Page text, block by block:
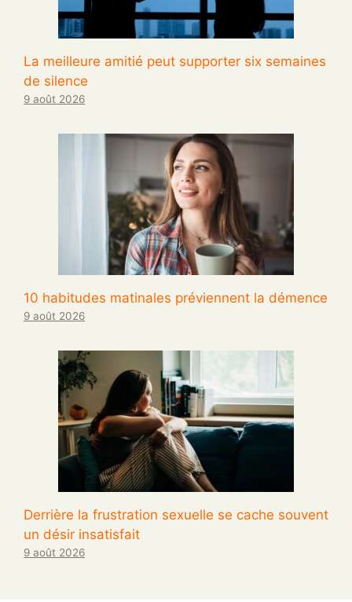
La meilleure amitié peut supporter six semaines
de silence
9 août 2026
10 habitudes matinales préviennent la démence
9 août 2026
Derrière la frustration sexuelle se cache souvent
un désir insatisfait
9 août 2026